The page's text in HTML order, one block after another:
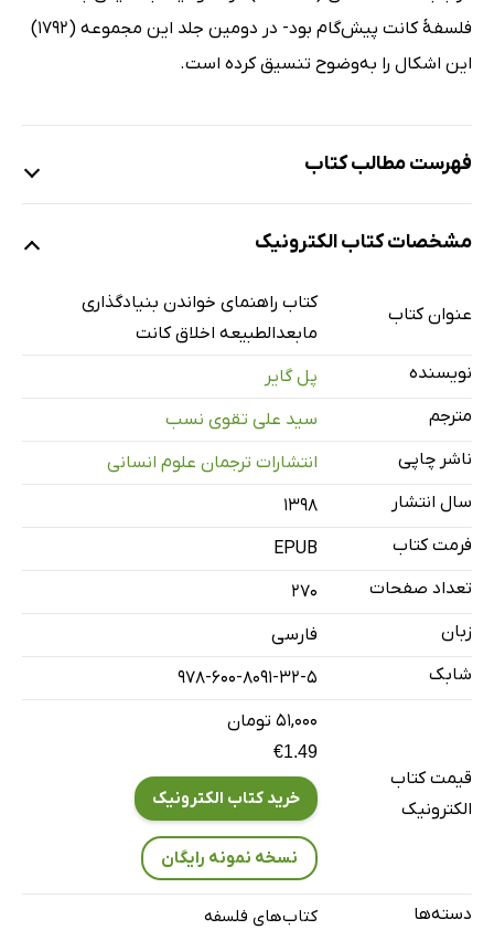
فلسفۀ کانت پیش‌گام بود- در دومین جلد این مجموعه (1792)
این اشکال را به‌وضوح تنسیق کرده است.
فهرست مطالب کتاب
منابع و علامت‌های اختصاری
1. زندگی و آثار کانت
1. خودآیینی و اخلاق
2. خودآیینی و قواعد
3. ارزش خودآیینی
1. ناب‌بودن فلسفۀ اخلاق
2. عقلانیت اخلاق
پرسش‌های تمرینی
مشخصات کتاب الکترونیک
عنوان کتاب
کتاب راهنمای خواندن بنیادگذاری
مابعدالطبیعه اخلاق کانت
نویسنده
پل گایر
مترجم
سید علی تقوی نسب
ناشر چاپی
انتشارات ترجمان علوم انسانی
سال انتشار
۱۳۹۸
فرمت کتاب
EPUB
تعداد صفحات
270
زبان
فارسی
شابک
978-600-8091-32-5
قیمت کتاب
الکترونیک
۵۱,۰۰۰ تومان
€1.49
خرید کتاب الکترونیک
نسخه نمونه رایگان
دسته‌ها کتاب‌های فلسفه